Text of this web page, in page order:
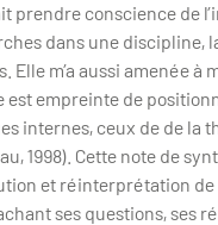
prendre conscience de
dans une discipline,
Elle m’a aussi amenée à
est empreinte de
internes, ceux de de la
1998). Cette note de
et réinterprétation de
ses questions, ses